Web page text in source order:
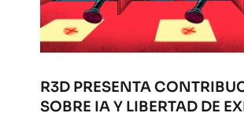
R3D PRESENTA
SOBRE IA Y LIBERTAD DE